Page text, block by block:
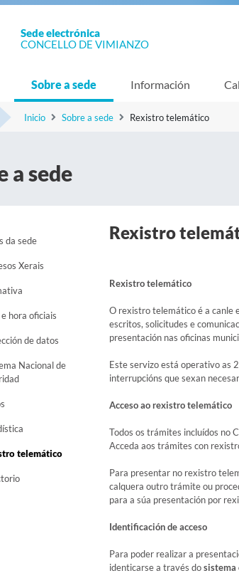
Sede electrónica
CONCELLO DE VIMIANZO
Sobre a sede Información
Inicio Sobre a sede Rexistro telemático
a sede
da sede
Xerais
hora oficiais
de datos
Nacional de
telemático
Rexistro
Rexistro telemático
O rexistro telemático é a canle
escritos, solicitudes e
presentación nas oficinas
Este servizo está operativo as
interrupcións que sexan
Acceso ao rexistro telemático
Todos os trámites incluídos no
Acceda aos trámites con
Para presentar no rexistro
calquera outro trámite ou
para a súa presentación por
Identificación de acceso
Para poder realizar a
identicarse a través dosistema